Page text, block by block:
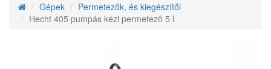
Gépek
Permetezők, és kiegészítői
Hecht 405 pumpás kézi permetező 5 l